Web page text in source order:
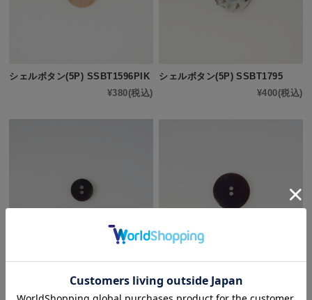
シェルボタン(5P) SSBT1596PIK
¥380(税込)
シェルボタン(5P) SSBT1795
¥400(税込)
シェルボタン(10P) SSBT1914
シェルボタン(5P) SSBT1937